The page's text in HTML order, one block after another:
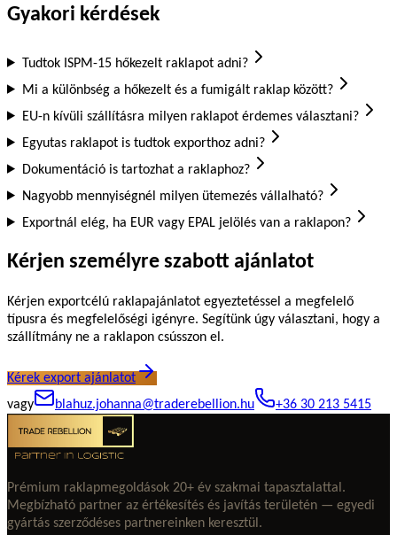
Gyakori kérdések
Tudtok ISPM-15 hőkezelt raklapot adni?
Mi a különbség a hőkezelt és a fumigált raklap között?
EU-n kívüli szállításra milyen raklapot érdemes választani?
Egyutas raklapot is tudtok exporthoz adni?
Dokumentáció is tartozhat a raklaphoz?
Nagyobb mennyiségnél milyen ütemezés vállalható?
Exportnál elég, ha EUR vagy EPAL jelölés van a raklapon?
Kérjen személyre szabott ajánlatot
Kérjen exportcélú raklapajánlatot egyeztetéssel a megfelelő
típusra és megfelelőségi igényre. Segítünk úgy választani, hogy a
szállítmány ne a raklapon csússzon el.
Kérek export ajánlatot
vagy
blahuz.johanna@traderebellion.hu +36 30 213 5415
Prémium raklapmegoldások 20+ év szakmai tapasztalattal.
Megbízható partner az értékesítés és javítás területén — egyedi
gyártás szerződéses partnereinken keresztül.